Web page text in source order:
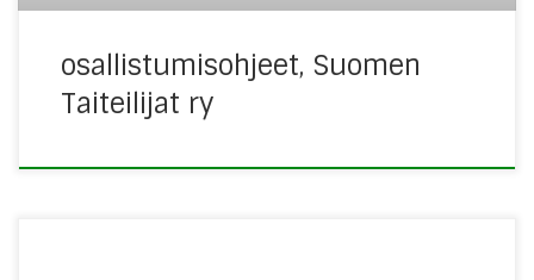
osallistumisohjeet, Suomen
Taiteilijat ry